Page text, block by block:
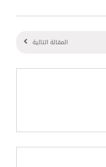
المقالة التالية